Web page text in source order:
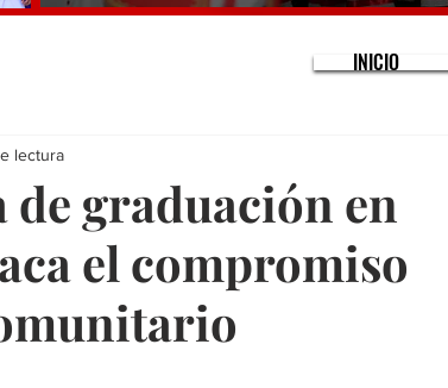
de graduación en
el compromiso
lectura
INICIO